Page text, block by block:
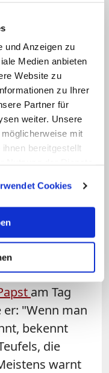
und Anzeigen zu
Medien anbieten
Website zu
zu Ihrer
Partner für
weiter. Unsere
mit
bereitgestellt
Cookies
ließen
und
Weg
Sünder!
Mut und
der mit uns
den
oder die
Bereits in
am Tag
er: "Wenn man
bekennt
die
warnt